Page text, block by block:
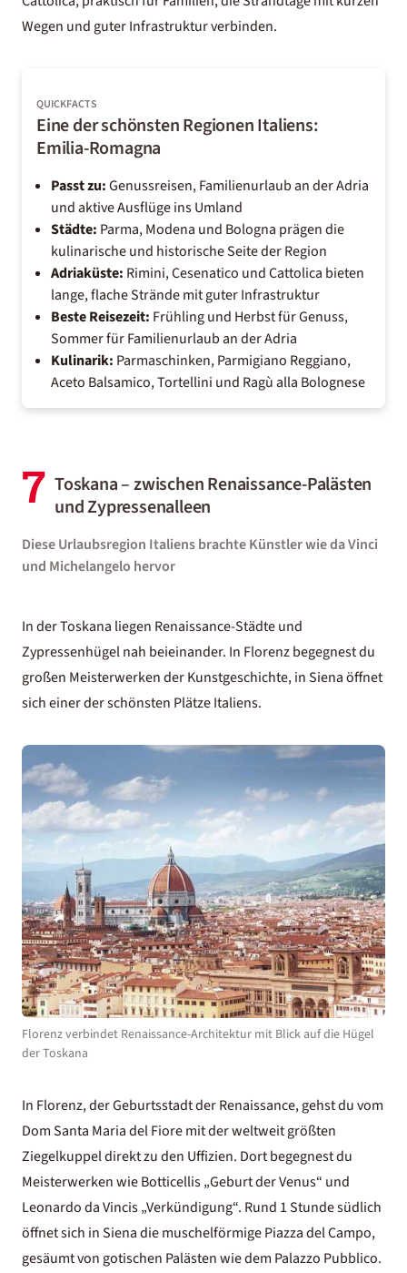
Wegen und guter Infrastruktur verbinden.
QUICKFACTS
Eine der schönsten Regionen Italiens:
Emilia-Romagna
Passt zu:Genussreisen, Familienurlaub an der Adria
und aktive Ausflüge ins Umland
Städte: Parma, Modena und Bologna prägen die
kulinarische und historische Seite der Region
Adriaküste: Rimini, Cesenatico und Cattolica bieten
lange, flache Strände mit guter Infrastruktur
Beste Reisezeit: Frühling und Herbst für Genuss,
Sommer für Familienurlaub an der Adria
Kulinarik: Parmaschinken, Parmigiano Reggiano,
Aceto Balsamico, Tortellini und Ragù alla Bolognese
7 Toskana – zwischen Renaissance-Palästen
und Zypressenalleen
Diese Urlaubsregion Italiens brachte Künstler wie da Vinci
und Michelangelo hervor
In der Toskana liegen Renaissance-Städte und
Zypressenhügel nah beieinander. In Florenz begegnest du
großen Meisterwerken der Kunstgeschichte, in Siena öffnet
sich einer der schönsten Plätze Italiens.
Florenz verbindet Renaissance-Architektur mit Blick auf die Hügel
der Toskana
In Florenz, der Geburtsstadt der Renaissance, gehst du vom
Dom Santa Maria del Fiore mit der weltweit größten
Ziegelkuppel direkt zu den Uffizien. Dort begegnest du
Meisterwerken wie Botticellis „Geburt der Venus“ und
Leonardo da Vincis „Verkündigung“. Rund 1 Stunde südlich
öffnet sich in Siena die muschelförmige Piazza del Campo,
gesäumt von gotischen Palästen wie dem Palazzo Pubblico.